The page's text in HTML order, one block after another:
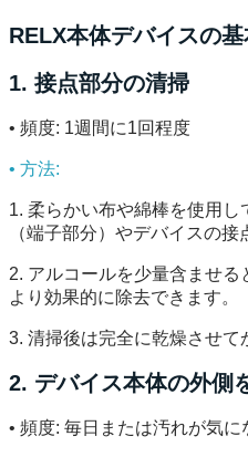
RELX本体デバイスの
1. 接点部分の清掃
• 頻度: 1週間に1回程度
• 方法:
1. 柔らかい布や綿棒を使用
（端子部分）やデバイスの接
2. アルコールを少量含ませ
より効果的に除去できます。
3. 清掃後は完全に乾燥させて
2. デバイス本体の外側
• 頻度: 毎日または汚れが気に